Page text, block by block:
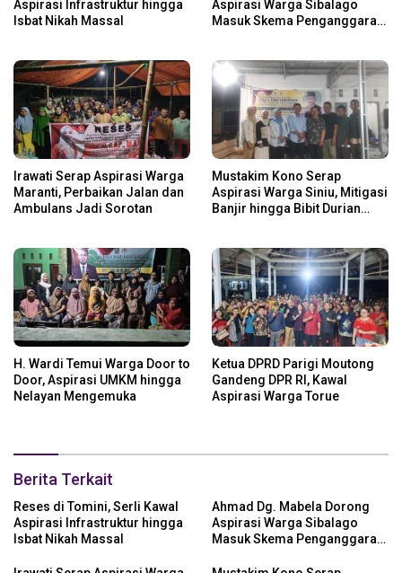
Aspirasi Infrastruktur hingga
Isbat Nikah Massal
Aspirasi Warga Sibalago
Masuk Skema Penganggaran
Irawati Serap Aspirasi Warga
Maranti, Perbaikan Jalan dan
Ambulans Jadi Sorotan
Mustakim Kono Serap
Aspirasi Warga Siniu, Mitigasi
Banjir hingga Bibit Durian
H. Wardi Temui Warga Door to
Door, Aspirasi UMKM hingga
Nelayan Mengemuka
Ketua DPRD Parigi Moutong
Gandeng DPR RI, Kawal
Aspirasi Warga Torue
Berita Terkait
Reses di Tomini, Serli Kawal
Aspirasi Infrastruktur hingga
Isbat Nikah Massal
Ahmad Dg. Mabela Dorong
Aspirasi Warga Sibalago
Masuk Skema Penganggaran